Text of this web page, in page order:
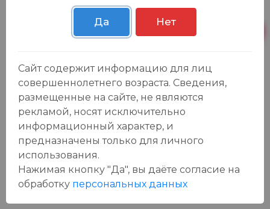
Товары для дома, игрушки
Крепкие напитки
Вина
Товары для животных
Подарочные карты
О компании
Адреса магазинов
Новости
Бонусная карта
Да Нет
Сайт содержит информацию для лиц
совершеннолетнего возраста. Сведения,
размещенные на сайте, не являются
рекламой, носят исключительно
информационный характер, и
предназначены только для личного
использования.
Нажимая кнопку "Да", вы даёте cогласие на
обработку персональных данных